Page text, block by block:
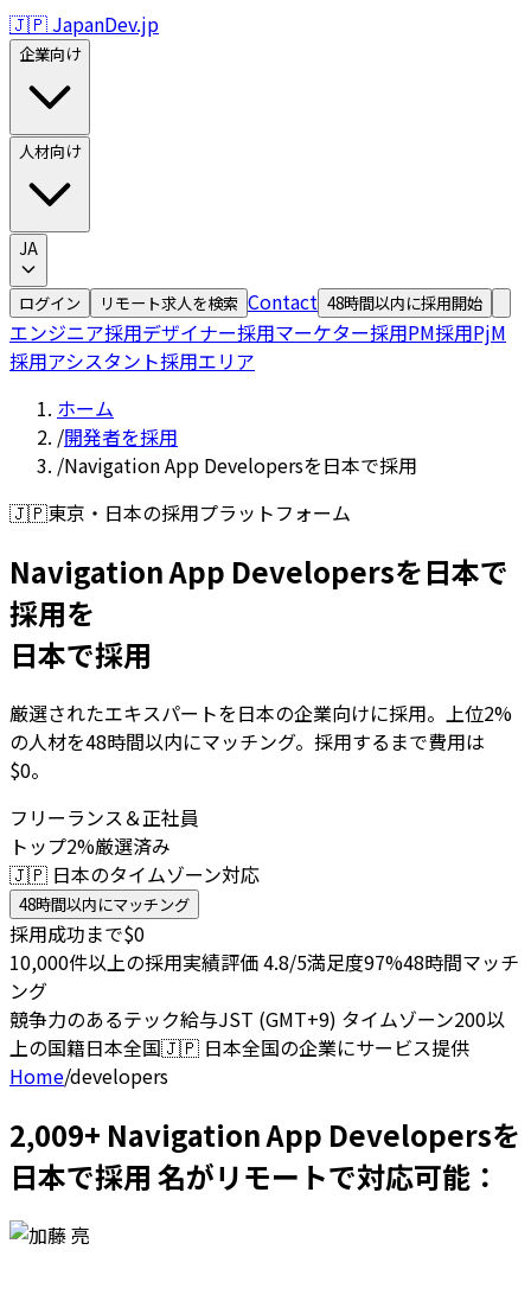
🇯🇵 JapanDev.jp
企業向け
人材向け
JA
ログイン リモート求人を検索 Contact 48時間以内に採用開始
エンジニア採用デザイナー採用マーケター採用PM採用PjM
採用アシスタント採用エリア
ホーム
/開発者を採用
/Navigation App Developersを日本で採用
🇯🇵東京・日本の採用プラットフォーム
Navigation App Developersを日本で
採用を
日本で採用
厳選されたエキスパートを日本の企業向けに採用。上位2%
の人材を48時間以内にマッチング。採用するまで費用は
$0。
フリーランス＆正社員
トップ2%厳選済み
🇯🇵 日本のタイムゾーン対応
48時間以内にマッチング
採用成功まで$0
10,000件以上の採用実績評価 4.8/5満足度97%48時間マッチ
ング
競争力のあるテック給与JST (GMT+9) タイムゾーン200以
上の国籍日本全国🇯🇵 日本全国の企業にサービス提供
Home/developers
2,009+ Navigation App Developersを
日本で採用 名がリモートで対応可能：